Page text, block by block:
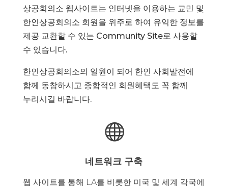
상공회의소 웹사이트는 인터넷을 이용하는 교민 및
한인상공회의소 회원을 위주로 하여 유익한 정보를
제공 교환할 수 있는 Community Site로 사용할
수 있습니다.
한인상공회의소의 일원이 되어 한인 사회발전에
함께 동참하시고 종합적인 회원혜택도 꼭 함께
누리시길 바랍니다.

네트워크 구축
웹 사이트를 통해 LA를 비롯한 미국 및 세계 각국에